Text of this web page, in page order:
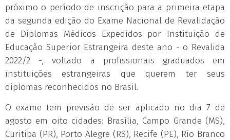
próximo o período de inscrição para a primeira etapa
da segunda edição do Exame Nacional de Revalidação
de Diplomas Médicos Expedidos por Instituição de
Educação Superior Estrangeira deste ano - o Revalida
2022/2 -, voltado a profissionais graduados em
instituições estrangeiras que querem ter seus
diplomas reconhecidos no Brasil.
O exame tem previsão de ser aplicado no dia 7 de
agosto em oito cidades: Brasília, Campo Grande (MS),
Curitiba (PR), Porto Alegre (RS), Recife (PE), Rio Branco